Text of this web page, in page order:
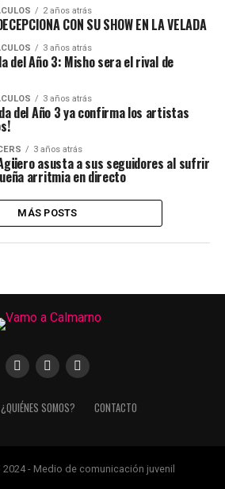
2 años atrás
CON SU SHOW EN LA VELADA
3 años atrás
del Año 3: Misho sera el rival de
3 años atrás
del Año 3 ya confirma los artistas
3 años atrás
asusta a sus seguidores al sufrir
arritmia en directo
MÁS POSTS
¿QUIÉNES SOMOS? CONTACTO
2024 - Medio de comunicación juvenil